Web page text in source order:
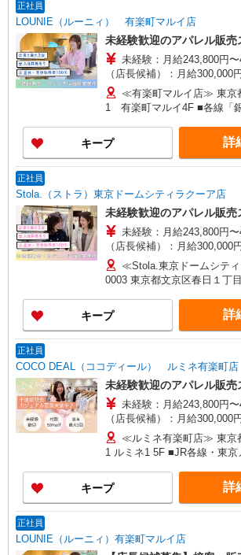
当の種類はエリアにより異な
時にお尋ねください。
正社員
LOUNIE（ルーニィ） 有楽町マルイ店
未経験歓迎のアパレル販売
未経験：月給243,800円
（店長候補）：月給
270,000円〜 ★固定残業手当
含む） ※経験・能力考慮 ※固定残業時間は1ヶ月
あたり20時間、超過時は追
3万円まで交通費支給 ※試用
同条件 【手当】固定残業手当／資格手当／店舗職
制手当／住宅手当（実家外
当の種類はエリアにより異な
時にお尋ねください。 ＼入社３大特典キャンペー
ン実施中！／※詳細は備考欄
≪有楽町マルイ店≫ 東京
1 有楽町マルイ4F ■各線「
キープ 詳
正社員
Stola.（ストラ）東京ドームシティラクーア店
未経験歓迎のアパレル販売
未経験：月給243,800円
（店長候補）：月給
270,000円〜 ★固定残業手当
含む） ※経験・能力考慮 ※固定残業時間は1ヶ月
あたり20時間、超過時は追
3万円まで交通費支給 ※試用
同条件 【手当】固定残業手当／資格手当／店舗職
制手当／住宅手当（実家外
当の種類はエリアにより異な
時にお尋ねください。 ＼入社３大特典キャンペー
ン実施中！／※詳細は備考欄
≪Stola.東京ドームシテ
0003 東京都文京区春日１丁
キープ 詳
正社員
COCO DEAL（ココディール） ルミネ有楽町店
未経験歓迎のアパレル販売
未経験：月給243,800円
（店長候補）：月給
270,000円〜 ★固定残業手当
含む） ※経験・能力考慮 ※固定残業時間は1ヶ月
あたり20時間、超過時は追
3万円まで交通費支給 ※試用
同条件 【手当】固定残業手当／資格手当／店舗職
制手当／住宅手当（実家外
当の種類はエリアにより異な
時にお尋ねください。
≪ルミネ有楽町店≫ 東京
1 ルミネ1 5F ■JR各線・東
キープ 詳
正社員
LOUNIE（ルーニィ）有楽町マルイ店